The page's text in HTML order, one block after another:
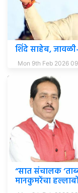
शिंदे साहेब,
Mon 9th Feb 2026
“सात संचालक
मानकुमरेंचा